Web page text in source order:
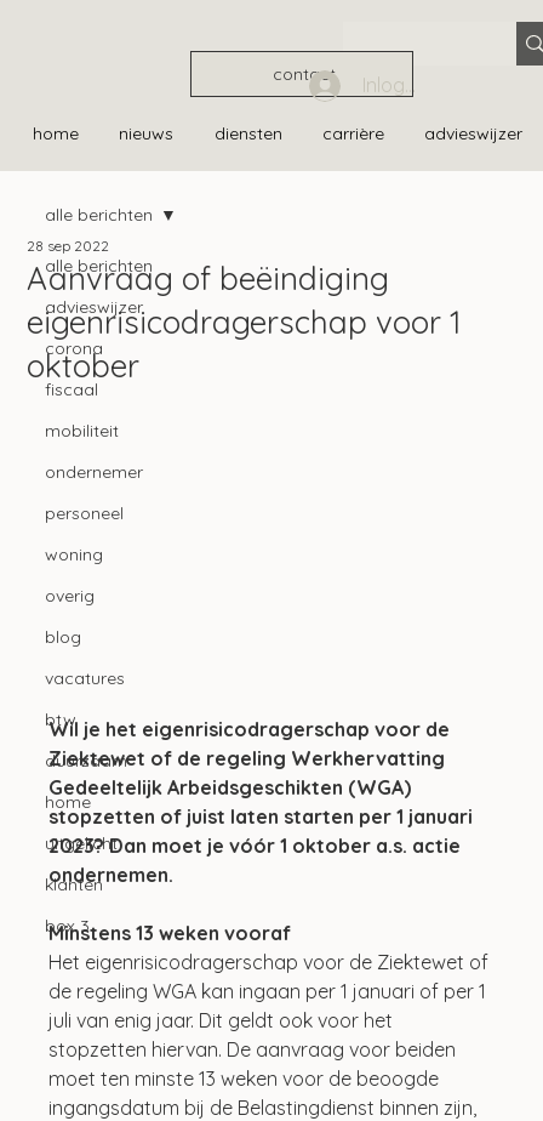
contact
home nieuws diensten carrière advieswijzer
Inloggen
alle berichten
advieswijzer
corona
fiscaal
mobiliteit
ondernemer
personeel
woning
overig
blog
vacatures
btw
duurzaam
home
uitgelicht
klanten
box 3
alle berichten
Aanvraag of beëindiging
eigenrisicodragerschap voor 1
oktober
28 sep 2022
Wil je het eigenrisicodragerschap voor de
Ziektewet of de regeling Werkhervatting
Gedeeltelijk Arbeidsgeschikten (WGA)
stopzetten of juist laten starten per 1 januari
2023? Dan moet je vóór 1 oktober a.s. actie
ondernemen.
Minstens 13 weken vooraf
Het eigenrisicodragerschap voor de Ziektewet of
de regeling WGA kan ingaan per 1 januari of per 1
juli van enig jaar. Dit geldt ook voor het
stopzetten hiervan. De aanvraag voor beiden
moet ten minste 13 weken voor de beoogde
ingangsdatum bij de Belastingdienst binnen zijn,